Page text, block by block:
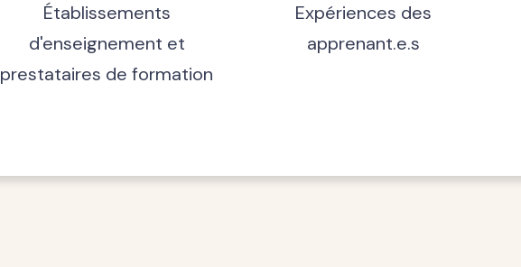
Établissements
d'enseignement et
prestataires de formation
Expériences des
apprenant.e.s